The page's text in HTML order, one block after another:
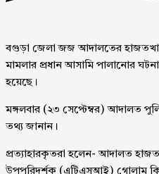
বগুড়া জেলা জজ আদালতের
মামলার প্রধান আসামি পালানোর
হয়েছে।
মঙ্গলবার (২৩ সেপ্টেম্বর) আদালত
তথ্য জানান।
প্রত্যাহারকৃতরা হলেন- আদালত
উপপরিদর্শক (এটিএসআই) গোলাম